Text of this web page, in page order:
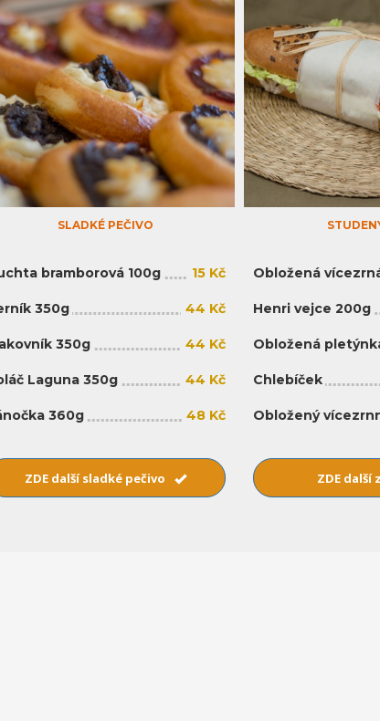
SLADKÉ PEČIVO
bramborová 100g 15 Kč
350g 44 Kč
350g 44 Kč
Laguna 350g 44 Kč
360g 48 Kč
ZDE další sladké pečivo
Obložená
Henri vejce 200g
Obložená
Chlebíček
Obložený
ZDE další